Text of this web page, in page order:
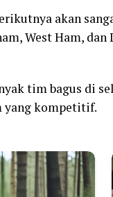
akan
West Ham,
tim bagus di
yang kompetitif.